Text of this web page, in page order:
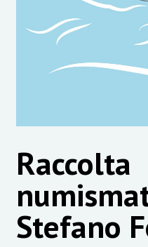
Raccolta
Stefano